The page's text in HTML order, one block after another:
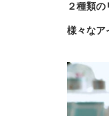
２種類の
様々なア